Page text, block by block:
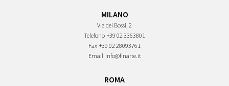
MILANO
Via dei Bossi, 2
Telefono +39 02 3363801
Fax +39 02 28093761
Email info@finarte.it
ROMA